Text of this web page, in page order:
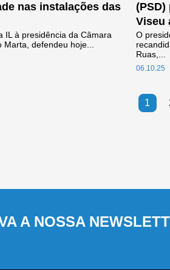
nas instalações das
IL à presidência da Câmara
Marta, defendeu hoje...
(PSD)
Viseu
06.10.25
O
Ruas,...
1
A NOSSA